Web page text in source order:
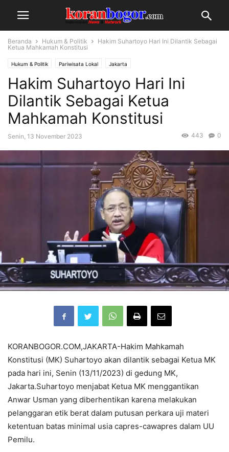
Beranda Hukum & Politik
Hakim Suhartoyo Hari Ini Dilantik Sebagai
Ketua Mahkamah Konstitusi
Hukum & Politik Pariwisata Lokal Jakarta
Hakim Suhartoyo Hari Ini
Dilantik Sebagai Ketua
Mahkamah Konstitusi
Senin, 13 November 2023 0
443
KORANBOGOR.COM,JAKARTA-Hakim Mahkamah
Konstitusi (MK) Suhartoyo akan dilantik sebagai Ketua MK
pada hari ini, Senin (13/11/2023) di gedung MK,
Jakarta.Suhartoyo menjabat Ketua MK menggantikan
Anwar Usman yang diberhentikan karena melakukan
pelanggaran etik berat dalam putusan perkara uji materi
ketentuan batas minimal usia capres-cawapres dalam UU
Pemilu.